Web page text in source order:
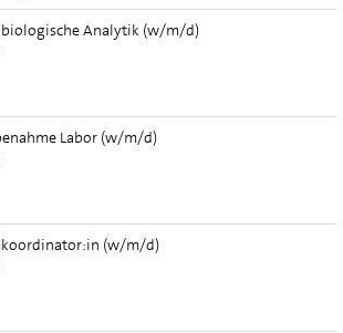
Analytik (w/m/d)
Labor (w/m/d)
(w/m/d)